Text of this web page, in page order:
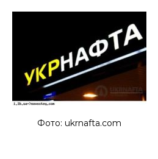
Фото: ukrnafta.com